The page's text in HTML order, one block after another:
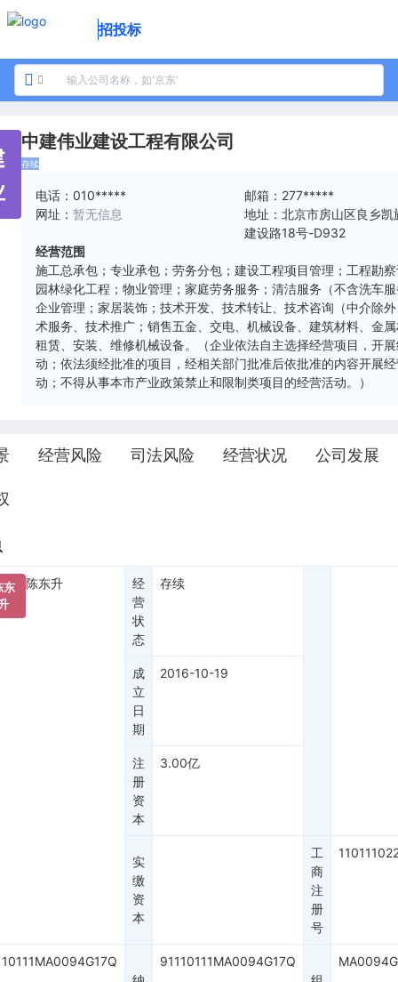
招投标
中建伟业建设工程有限公司
存续
电话： 010***** 邮箱： 277*****
网址： 暂无信息 地址： 北京市房山区良乡凯
建设路18号-D932
经营范围
施工总承包；专业承包；劳务分包；建设工程项目管理；工程勘
园林绿化工程；物业管理；家庭劳务服务；清洁服务（不含洗车
企业管理；家居装饰；技术开发、技术转让、技术咨询（中介除
术服务、技术推广；销售五金、交电、机械设备、建筑材料、金
租赁、安装、维修机械设备。（企业依法自主选择经营项目，开
动；依法须经批准的项目，经相关部门批准后依批准的内容开展
动；不得从事本市产业政策禁止和限制类项目的经营活动。）
经营风险 司法风险 经营状况 公司发展
东
陈东升
经
营
状
态
存续
成
立
日
期
2016-10-19
注
册
资
本
3.00亿
实
缴
资
本
工
商
注
册
号
91110111MA0094G17Q